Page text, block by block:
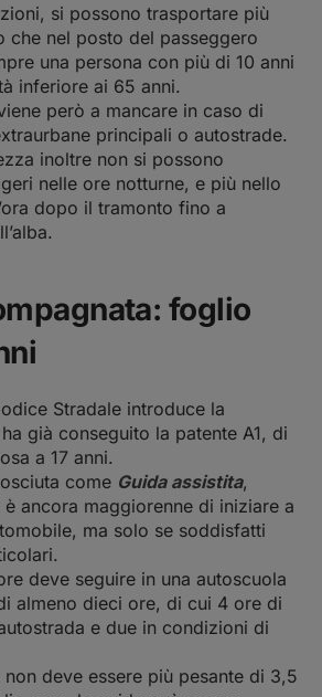
si possono trasportare più
che nel posto del passeggero
una persona con più di 10 anni
inferiore ai 65 anni.
però a mancare in caso di
principali o autostrade.
inoltre non si possono
nelle ore notturne, e più nello
dopo il tramonto fino a
foglio
Stradale introduce la
già conseguito la patente A1, di
a 17 anni.
come Guida assistita,
ancora maggiorenne di iniziare a
ma solo se soddisfatti
deve seguire in una autoscuola
almeno dieci ore, di cui 4 ore di
e due in condizioni di
deve essere più pesante di 3,5